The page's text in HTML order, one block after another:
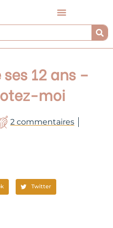
12 ans –
moi
2 commentaires
Twitter